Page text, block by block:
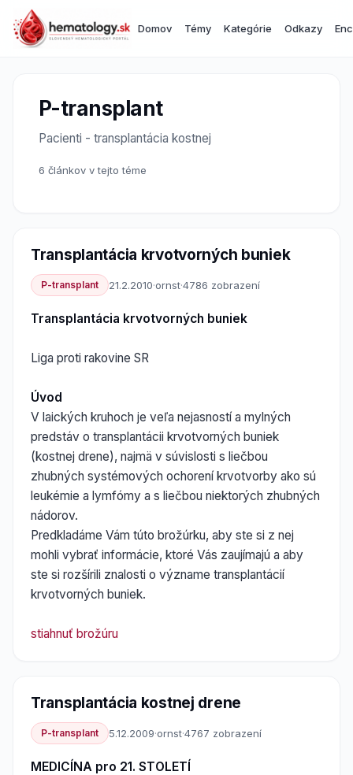
Domov Témy Kategórie Odkazy
P-transplant
Pacienti - transplantácia kostnej
6 článkov v tejto téme
Transplantácia krvotvorných buniek
P-transplant 21.2.2010·ornst·4786 zobrazení
Transplantácia krvotvorných buniek
Liga proti rakovine SR
Úvod
V laických kruhoch je veľa nejasností a mylných
predstáv o transplantácii krvotvorných buniek
(kostnej drene), najmä v súvislosti s liečbou
zhubných systémových ochorení krvotvorby ako sú
leukémie a lymfómy a s liečbou niektorých zhubných
nádorov.
Predkladáme Vám túto brožúrku, aby ste si z nej
mohli vybrať informácie, ktoré Vás zaujímajú a aby
ste si rozšírili znalosti o význame transplantácií
krvotvorných buniek.
stiahnuť brožúru
Transplantácia kostnej drene
P-transplant 5.12.2009·ornst·4767 zobrazení
MEDICÍNA pro 21. STOLETÍ